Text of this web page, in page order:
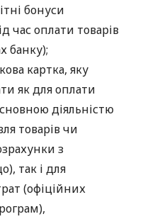
бонуси
час оплати товарів
банку);
картка, яку
як для оплати
діяльністю
товарів чи
з
так і для
(офіційних